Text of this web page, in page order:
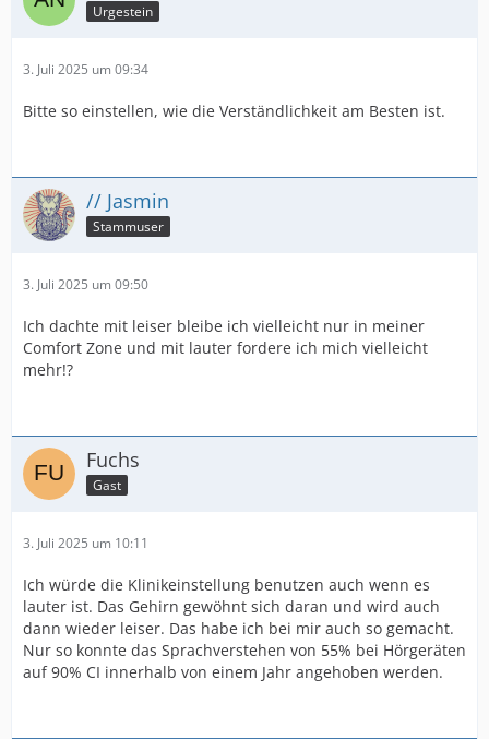
Urgestein
3. Juli 2025 um 09:34
Bitte so einstellen, wie die Verständlichkeit am Besten ist.
// Jasmin
Stammuser
3. Juli 2025 um 09:50
Ich dachte mit leiser bleibe ich vielleicht nur in meiner
Comfort Zone und mit lauter fordere ich mich vielleicht
mehr!?
Fuchs
Gast
3. Juli 2025 um 10:11
Ich würde die Klinikeinstellung benutzen auch wenn es
lauter ist. Das Gehirn gewöhnt sich daran und wird auch
dann wieder leiser. Das habe ich bei mir auch so gemacht.
Nur so konnte das Sprachverstehen von 55% bei Hörgeräten
auf 90% CI innerhalb von einem Jahr angehoben werden.